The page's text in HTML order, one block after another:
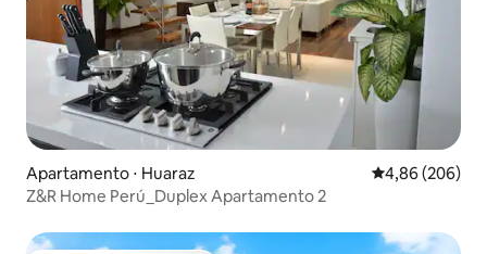
Apartamento ⋅ Huaraz 4,86 de uma
4,86 (206)
Z&R Home Perú_Duplex Apartamento 2